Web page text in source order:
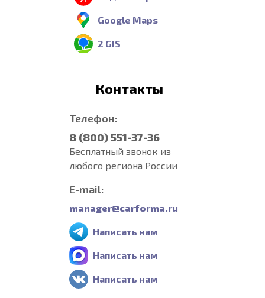
Google Maps
2 GIS
Контакты
Телефон:
8 (800) 551-37-36
Бесплатный звонок из
любого региона России
E-mail:
manager@carforma.ru
Написать нам
Написать нам
Написать нам